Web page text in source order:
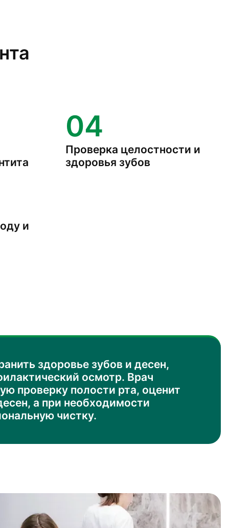
04
Проверка целостности и
здоровья зубов
и
здоровье зубов и десен,
осмотр. Врач
проверку полости рта, оценит
а при необходимости
чистку.